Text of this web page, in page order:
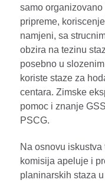
samo
pripreme,
namjeni, sa
obzira na tezinu
posebno u
koriste staze za
centara. Zimske
pomoc i znanje
PSCG.
Na osnovu
komisija apeluje i
planinarskih staza